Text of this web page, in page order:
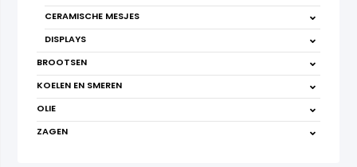
CERAMISCHE MESJES
DISPLAYS
BROOTSEN
KOELEN EN SMEREN
OLIE
ZAGEN